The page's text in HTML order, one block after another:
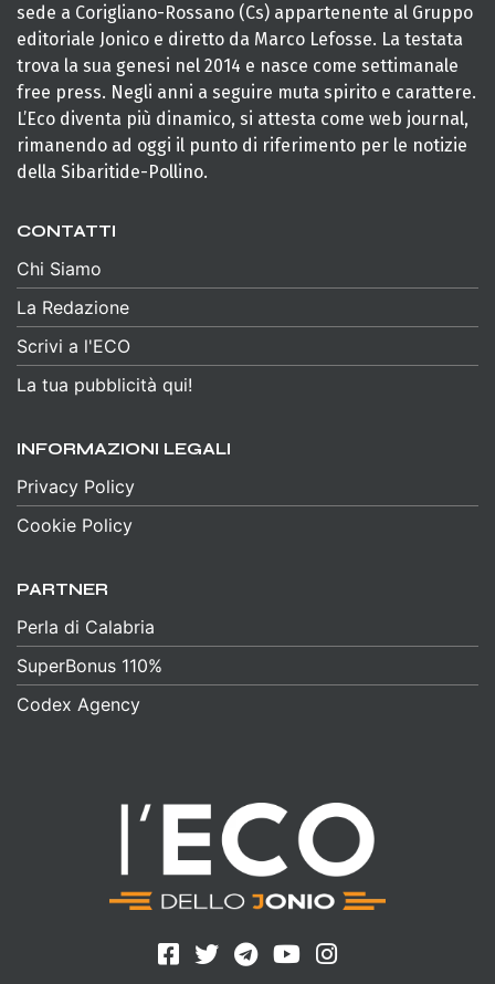
sede a Corigliano-Rossano (Cs) appartenente al Gruppo
editoriale Jonico e diretto da Marco Lefosse. La testata
trova la sua genesi nel 2014 e nasce come settimanale
free press. Negli anni a seguire muta spirito e carattere.
L’Eco diventa più dinamico, si attesta come web journal,
rimanendo ad oggi il punto di riferimento per le notizie
della Sibaritide-Pollino.
CONTATTI
Chi Siamo
La Redazione
Scrivi a l'ECO
La tua pubblicità qui!
INFORMAZIONI LEGALI
Privacy Policy
Cookie Policy
PARTNER
Perla di Calabria
SuperBonus 110%
Codex Agency